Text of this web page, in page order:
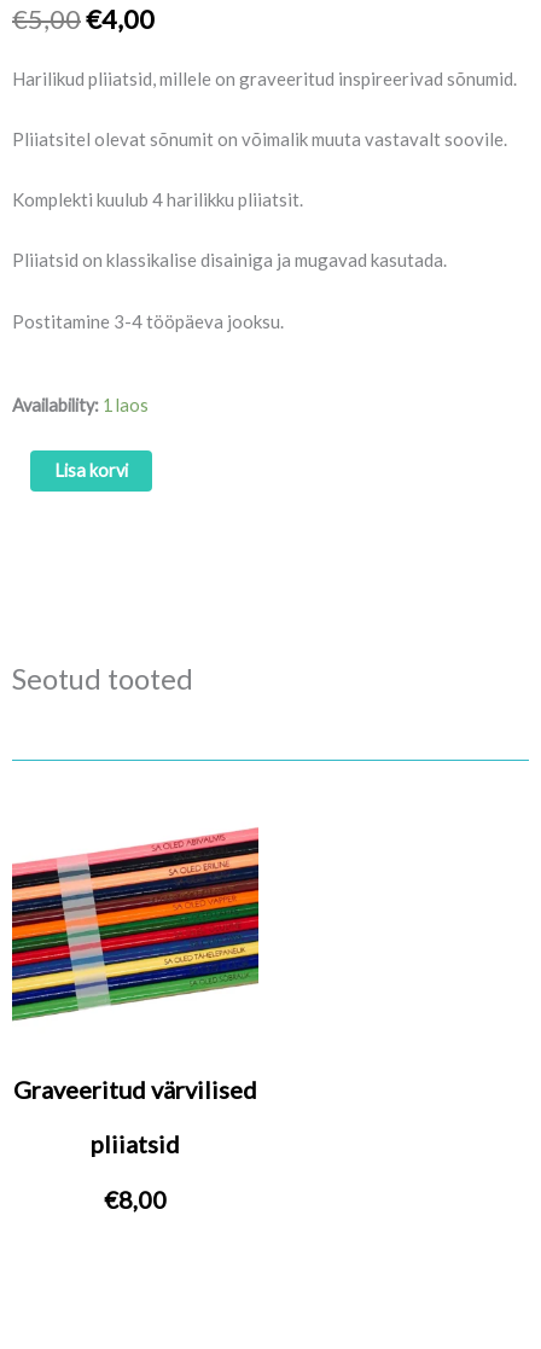
€5,00Algne
oli:
€4,00Praegune
on:
Harilikud pliiatsid, millele on graveeritud inspireerivad sõnumid.
Pliiatsitel olevat sõnumit on võimalik muuta vastavalt soovile.
Komplekti kuulub 4 harilikku pliiatsit.
Pliiatsid on klassikalise disainiga ja mugavad kasutada.
Postitamine 3-4 tööpäeva jooksu.
Availability: 1 laos
Graveeritud
pliiatsid
"Pastellne
Lisa korvi
Seotud tooted
Graveeritud värvilised
pliiatsid
€8,00